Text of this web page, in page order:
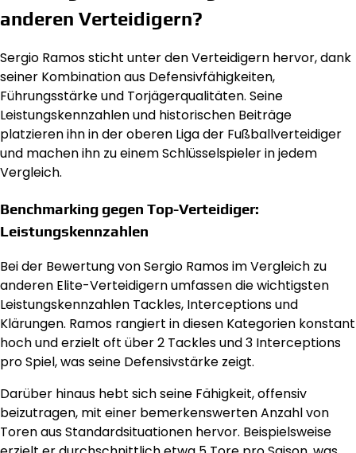
anderen Verteidigern?
Sergio Ramos sticht unter den Verteidigern hervor, dank
seiner Kombination aus Defensivfähigkeiten,
Führungsstärke und Torjägerqualitäten. Seine
Leistungskennzahlen und historischen Beiträge
platzieren ihn in der oberen Liga der Fußballverteidiger
und machen ihn zu einem Schlüsselspieler in jedem
Vergleich.
Benchmarking gegen Top-Verteidiger:
Leistungskennzahlen
Bei der Bewertung von Sergio Ramos im Vergleich zu
anderen Elite-Verteidigern umfassen die wichtigsten
Leistungskennzahlen Tackles, Interceptions und
Klärungen. Ramos rangiert in diesen Kategorien konstant
hoch und erzielt oft über 2 Tackles und 3 Interceptions
pro Spiel, was seine Defensivstärke zeigt.
Darüber hinaus hebt sich seine Fähigkeit, offensiv
beizutragen, mit einer bemerkenswerten Anzahl von
Toren aus Standardsituationen hervor. Beispielsweise